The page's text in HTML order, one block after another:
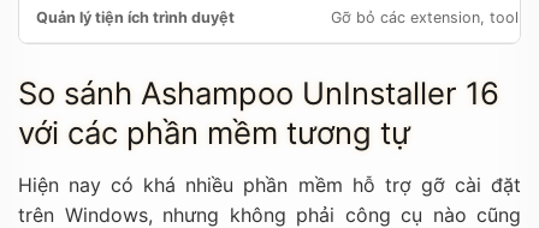
Quản lý tiện ích trình duyệt Gỡ bỏ các extension,
So sánh Ashampoo UnInstaller 16
với các phần mềm tương tự
Hiện nay có khá nhiều phần mềm hỗ trợ gỡ cài đặt
trên Windows, nhưng không phải công cụ nào cũng